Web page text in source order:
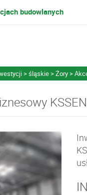
budowlanych
śląskie Żory